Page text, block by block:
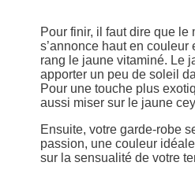
Pour finir, il faut dire que le
s’annonce haut en couleur
rang le jaune vitaminé. Le
apporter un peu de soleil
Pour une touche plus
aussi miser sur le jaune
Ensuite, votre garde-robe
passion, une couleur
sur la sensualité de votre